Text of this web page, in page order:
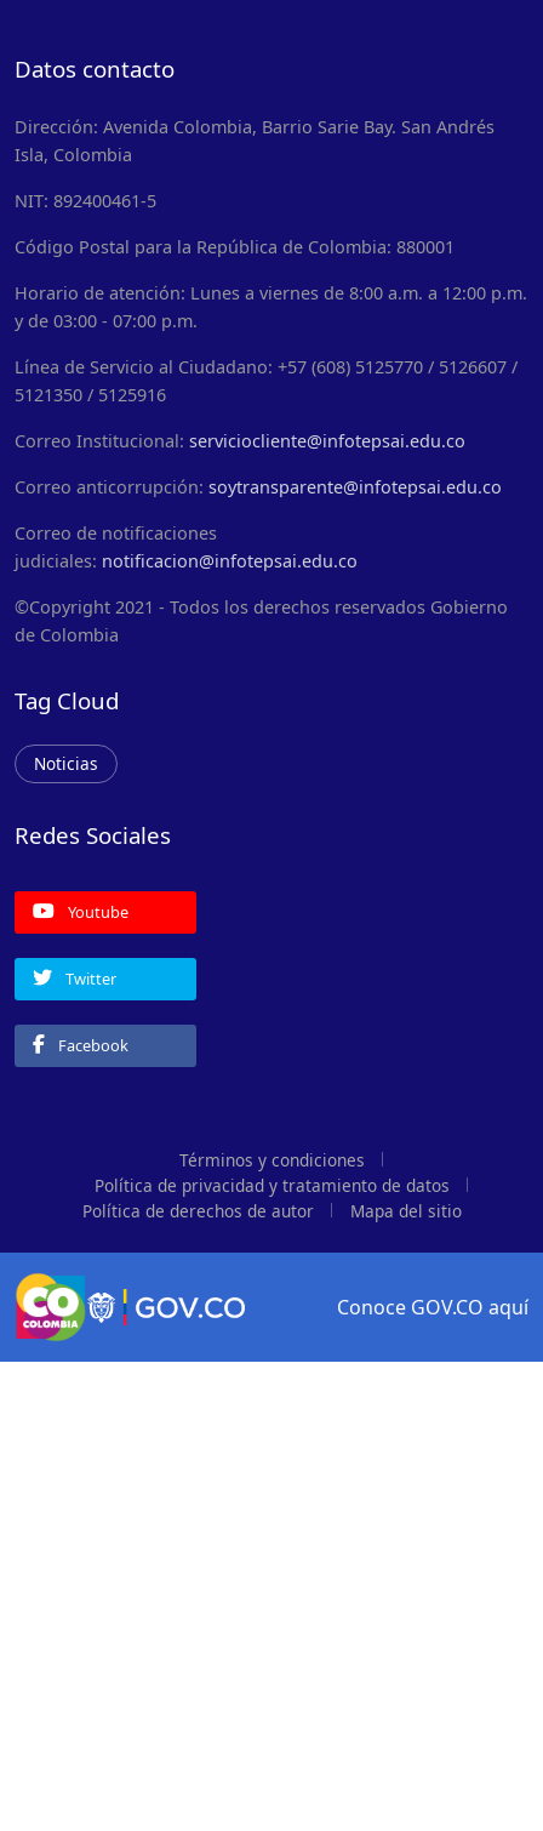
Datos contacto
Dirección: Avenida Colombia, Barrio Sarie Bay. San Andrés
Isla, Colombia
NIT: 892400461-5
Código Postal para la República de Colombia: 880001
Horario de atención: Lunes a viernes de 8:00 a.m. a 12:00 p.m.
y de 03:00 - 07:00 p.m.
Línea de Servicio al Ciudadano: +57 (608) 5125770 / 5126607 /
5121350 / 5125916
Correo Institucional: serviciocliente@infotepsai.edu.co
Correo anticorrupción: soytransparente@infotepsai.edu.co
Correo de notificaciones
judiciales: notificacion@infotepsai.edu.co
©Copyright 2021 - Todos los derechos reservados Gobierno
de Colombia
Tag Cloud
Noticias
Redes Sociales
Youtube
Twitter
Facebook
Términos y condiciones
Política de privacidad y tratamiento de datos
Política de derechos de autor
Mapa del sitio
Logo marca Colombia
Conoce GOV.CO aquí